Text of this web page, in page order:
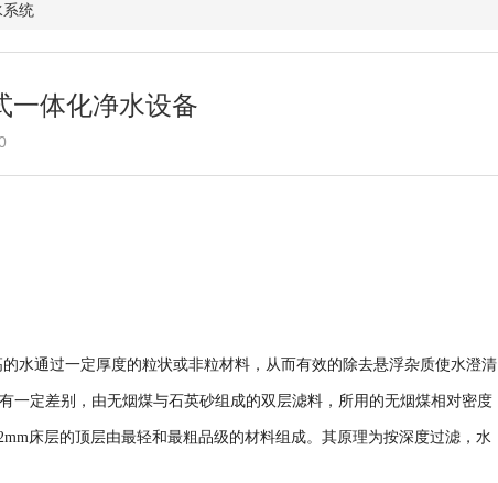
系统
一体化净水设备
水通过一定厚度的粒状或非粒材料，从而有效的除去悬浮杂质使水澄清
一定差别，由无烟煤与石英砂组成的双层滤料，所用的无烟煤相对密度
床层的顶层由最轻和最粗品级的材料组成。其原理为按深度过滤，水